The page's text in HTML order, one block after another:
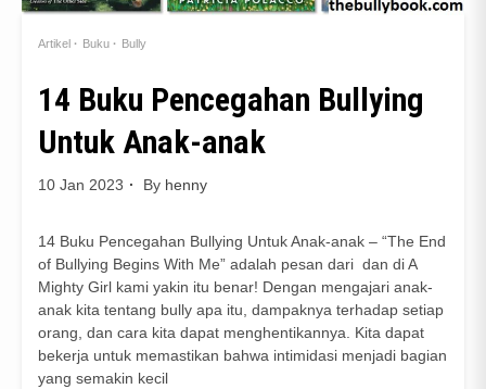
Artikel Buku Bully
14 Buku Pencegahan Bullying
Untuk Anak-anak
10 Jan 2023 By henny
14 Buku Pencegahan Bullying Untuk Anak-anak – “The End
of Bullying Begins With Me” adalah pesan dari dan di A
Mighty Girl kami yakin itu benar! Dengan mengajari anak-
anak kita tentang bully apa itu, dampaknya terhadap setiap
orang, dan cara kita dapat menghentikannya. Kita dapat
bekerja untuk memastikan bahwa intimidasi menjadi bagian
yang semakin kecil